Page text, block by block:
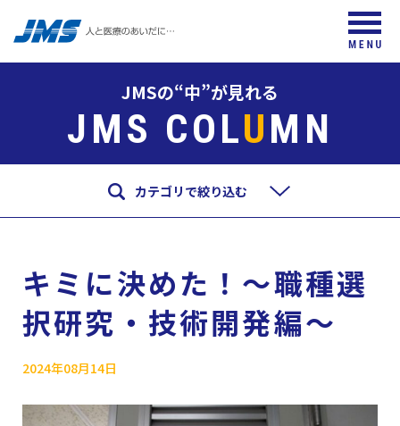
JMSの“中”が見れる
JMS COLUMN
カテゴリで絞り込む
キミに決めた！～職種選
択研究・技術開発編～
2024年08月14日